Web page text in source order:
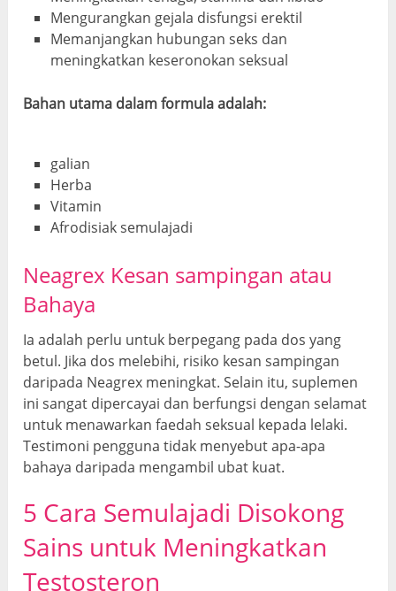
Mengurangkan gejala disfungsi erektil
Memanjangkan hubungan seks dan
meningkatkan keseronokan seksual
Bahan utama dalam formula adalah:
galian
Herba
Vitamin
Afrodisiak semulajadi
Neagrex Kesan sampingan atau
Bahaya
Ia adalah perlu untuk berpegang pada dos yang
betul. Jika dos melebihi, risiko kesan sampingan
daripada Neagrex meningkat. Selain itu, suplemen
ini sangat dipercayai dan berfungsi dengan selamat
untuk menawarkan faedah seksual kepada lelaki.
Testimoni pengguna tidak menyebut apa-apa
bahaya daripada mengambil ubat kuat.
5 Cara Semulajadi Disokong
Sains untuk Meningkatkan
Testosteron